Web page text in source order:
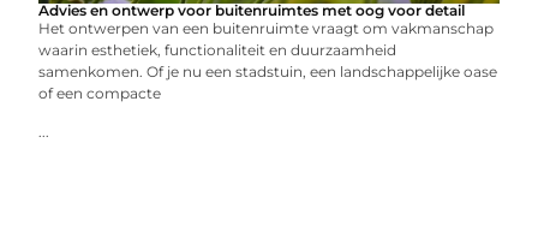
Advies en ontwerp voor buitenruimtes met oog voor detail
Het ontwerpen van een buitenruimte vraagt om vakmanschap
waarin esthetiek, functionaliteit en duurzaamheid
samenkomen. Of je nu een stadstuin, een landschappelijke oase
of een compacte
...